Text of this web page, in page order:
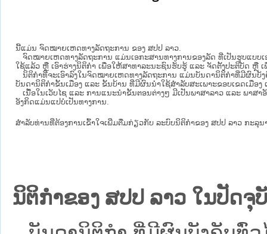
ນີ້ແມ່ນ ຈົດໝາຍເຫດທາງລັດຖະການ ຂອງ ສປປ ລາວ.
ຈົດໝາຍເຫດທາງລັດຖະການ ແມ່ນ​ເອ​ກະ​ສານ​ທາງ​ການ​ຂອງ​ລັດ ທີ່​ເປັນ​ຮູບ​ແບບ​
ໃຊ້ແລ້ວ ຫຼື ເອົາຮ່າງນິຕິກໍາ ເພື່ອໃຫ້​ສາ​ທາ​ລະ​ນະ​ຊົນ​ຮັບ​ຮູ້ ແລະ ຈັດ​ຕັ້ງ​ປະ​ຕິ​ບັດ ຫຼື
ນິ​ຕິ​ກຳ​ທີ່​ຈະ​ເອົາ​ລົງ​ໃນ​ຈົດ​ໝາຍ​ເຫດ​ທາງ​ລັດ​ຖະ​ການ ​ແມ່ນ​ບັນ​ດາ​ນິ​ຕິ​ກຳ​ທີ່​ມີ​ຜົນ​ບັ
ບັນ​ດານິ​ຕິ​ກຳ​ຂັ້ນ​ເມືອງ ແລະ ຂັ້ນ​ບ້ານ ​ທີ່​ມີ​ຜົນ​ນຳ​ໃຊ້​ສຳ​ລັບ​ສະ​ເພາະ​ຂອບ​ເຂດ​ເມືອງ
ເນື້ອໃນ​ເວັບ​ໄຊ​ ແລະ ການແນະນໍາຂັ້ນຕອນຕ່າງໆ ມີເປັນພາສາລາວ ແລະ ພາສ
ອັງກິດແມ່ນແປບໍ່ເປັນທາງການ.
ສໍາລັບທ່ານທີ່ຕ້ອງການເຂົ້າໃຈເພີ່ມຕື່ມກ່ຽວກັບ ລະບົບນິຕິກຳຂອງ ສປປ ລາວ ກະລຸນ
ນິຕິກຳຂອງ ສປປ ລາວ ໃນປັດ